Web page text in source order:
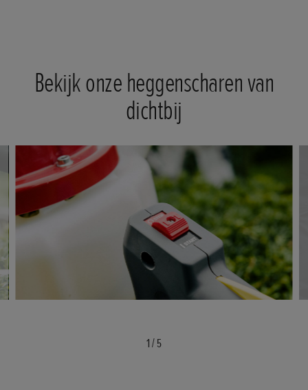
Bekijk onze heggenscharen van
dichtbij
1/5